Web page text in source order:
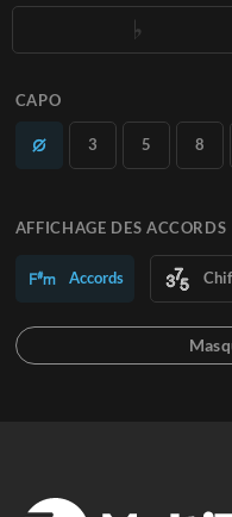
CAPO
3 5 8
AFFICHAGE DES ACCORDS
Accords